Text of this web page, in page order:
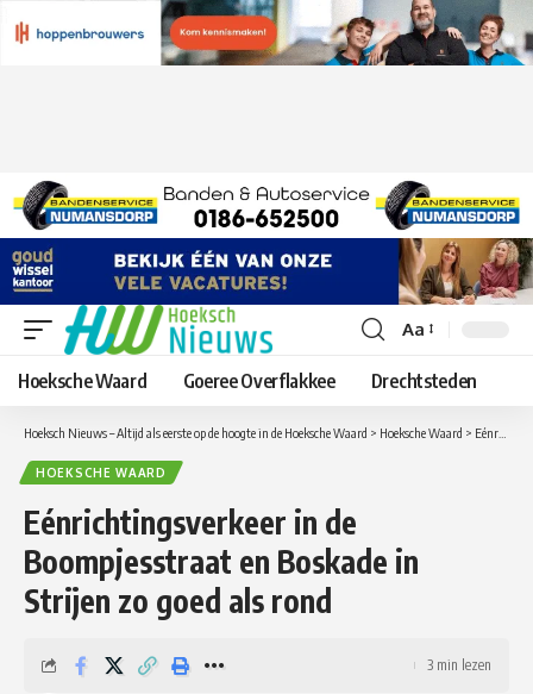
Lettergrootte
aanpassen
Aa
Hoeksche Waard Goeree Overflakkee Drechtsteden
Hoeksch Nieuws – Altijd als eerste op de hoogte in de Hoeksche Waard > Hoeksche Waard > Eénrichtingsverkeer in de Boompjesstraat en Boskade in Strijen zo goed als rond
HOEKSCHE WAARD
Eénrichtingsverkeer in de
Boompjesstraat en Boskade in
Strijen zo goed als rond
3 min lezen